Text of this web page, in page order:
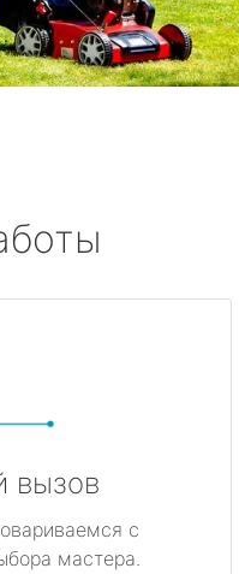
вызов
с
мастера.